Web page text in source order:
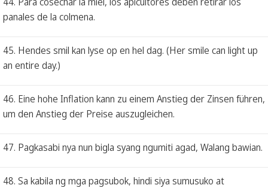
panales de la colmena.
45. Hendes smil kan lyse op en hel dag. (Her smile can light up
an entire day.)
46. Eine hohe Inflation kann zu einem Anstieg der Zinsen führen,
um den Anstieg der Preise auszugleichen.
47. Pagkasabi nya nun bigla syang ngumiti agad, Walang bawian.
48. Sa kabila ng mga pagsubok, hindi siya sumusuko at